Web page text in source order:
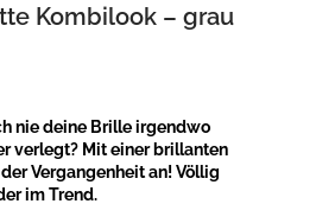
Kombilook – grau
nie deine Brille irgendwo
verlegt? Mit einer brillanten
Vergangenheit an! Völlig
im Trend.